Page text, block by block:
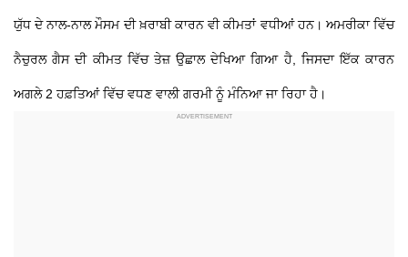
ਯੁੱਧ ਦੇ ਨਾਲ-ਨਾਲ ਮੌਸਮ ਦੀ ਖ਼ਰਾਬੀ ਕਾਰਨ ਵੀ ਕੀਮਤਾਂ ਵਧੀਆਂ ਹਨ। ਅਮਰੀਕਾ ਵਿੱਚ
ਨੈਚੁਰਲ ਗੈਸ ਦੀ ਕੀਮਤ ਵਿੱਚ ਤੇਜ਼ ਉਛਾਲ ਦੇਖਿਆ ਗਿਆ ਹੈ, ਜਿਸਦਾ ਇੱਕ ਕਾਰਨ
ਅਗਲੇ 2 ਹਫ਼ਤਿਆਂ ਵਿੱਚ ਵਧਣ ਵਾਲੀ ਗਰਮੀ ਨੂੰ ਮੰਨਿਆ ਜਾ ਰਿਹਾ ਹੈ।